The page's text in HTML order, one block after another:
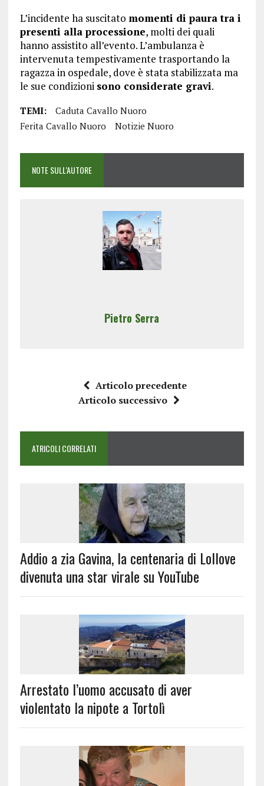
L’incidente ha suscitato momenti di paura tra i
presenti alla processione, molti dei quali
hanno assistito all’evento. L’ambulanza è
intervenuta tempestivamente trasportando la
ragazza in ospedale, dove è stata stabilizzata ma
le sue condizioni sono considerate gravi.
TEMI:
Caduta Cavallo Nuoro
Ferita Cavallo Nuoro
Notizie Nuoro
NOTE SULL'AUTORE
Pietro Serra
Articolo precedente
Articolo successivo
ATRICOLI CORRELATI
Addio a zia Gavina, la centenaria di Lollove
divenuta una star virale su YouTube
Arrestato l’uomo accusato di aver
violentato la nipote a Tortolì